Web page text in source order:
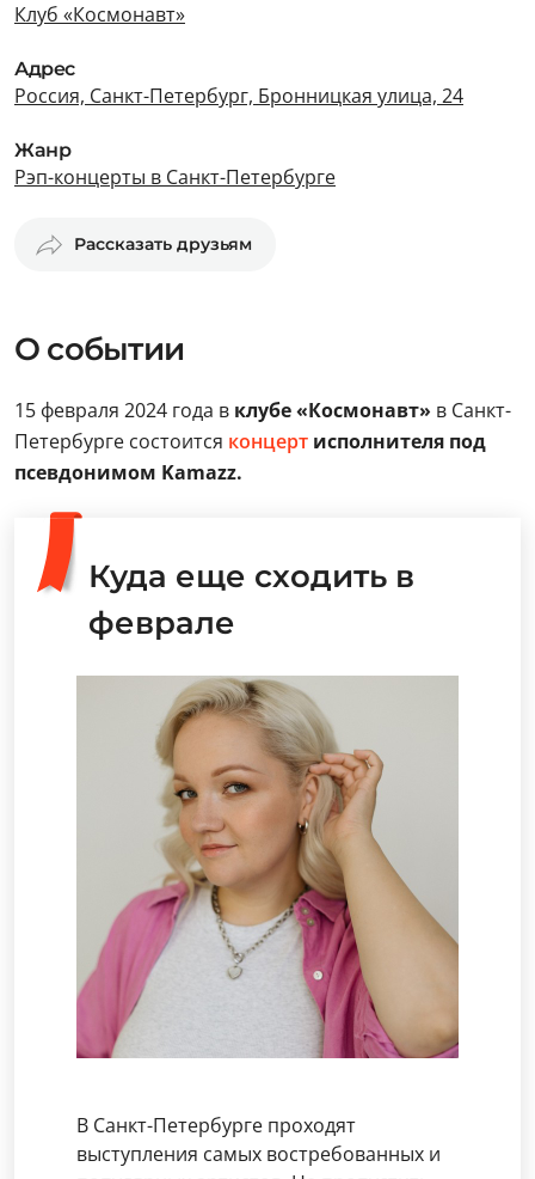
Клуб «Космонавт»
Адрес
Россия, Санкт-Петербург, Бронницкая улица, 24
Жанр
Рэп-концерты в Санкт-Петербурге
Рассказать друзьям
О событии
15 февраля 2024 года в клубе «Космонавт» в Санкт-
Петербурге состоится концерт исполнителя под
псевдонимом Kamazz.
Куда еще сходить в
феврале
В Санкт-Петербурге проходят
выступления самых востребованных и